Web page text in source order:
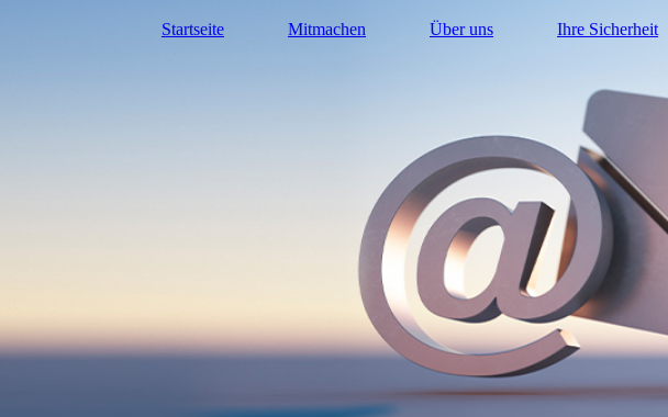
Startseite Mitmachen Über uns Ihre Sicherheit